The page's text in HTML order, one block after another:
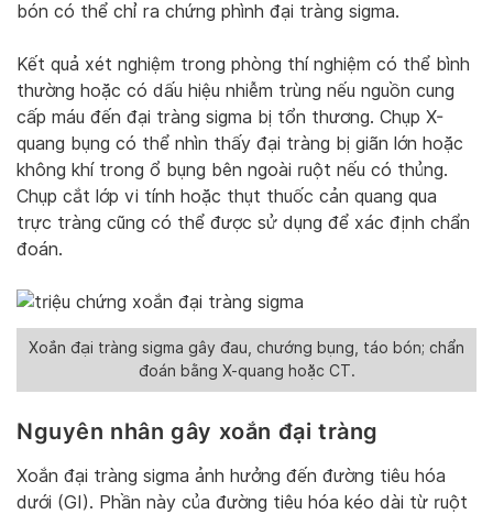
bón có thể chỉ ra chứng phình đại tràng sigma.
Kết quả xét nghiệm trong phòng thí nghiệm có thể bình
thường hoặc có dấu hiệu nhiễm trùng nếu nguồn cung
cấp máu đến đại tràng sigma bị tổn thương. Chụp X-
quang bụng có thể nhìn thấy đại tràng bị giãn lớn hoặc
không khí trong ổ bụng bên ngoài ruột nếu có thủng.
Chụp cắt lớp vi tính hoặc thụt thuốc cản quang qua
trực tràng cũng có thể được sử dụng để xác định chẩn
đoán.
Xoắn đại tràng sigma gây đau, chướng bụng, táo bón; chẩn
đoán bằng X-quang hoặc CT.
Nguyên nhân gây xoắn đại tràng
Xoắn đại tràng sigma ảnh hưởng đến đường tiêu hóa
dưới (GI). Phần này của đường tiêu hóa kéo dài từ ruột